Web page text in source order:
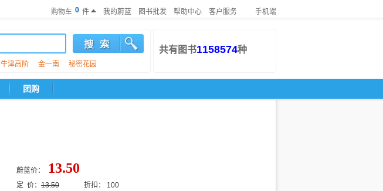
购物车 0 件 我的蔚蓝 图书批发 帮助中心 客户服务 手机端
牛津高阶 金一南 秘密花园
共有图书1158574种
团购
蔚蓝价： 13.50
定 价： 13.50 折扣： 100